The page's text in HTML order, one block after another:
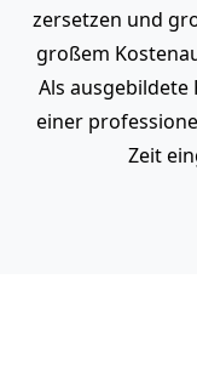
zersetzen und
großem
Als ausgebildete
einer
Zeit